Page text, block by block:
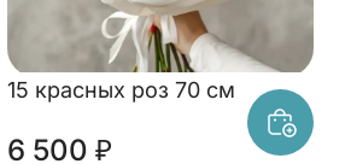
15 красных роз 70 см
6 500 ₽